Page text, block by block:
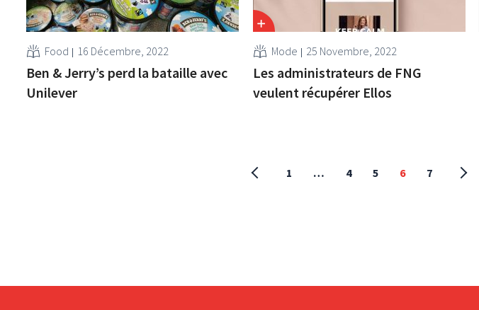
Food 16 Décembre, 2022
Ben & Jerry’s perd la bataille avec
Unilever
Mode 25 Novembre, 2022
Les administrateurs de FNG
veulent récupérer Ellos
1 … 4 5 6 7